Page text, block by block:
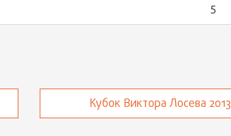
5
Кубок Виктора Лосева 2013